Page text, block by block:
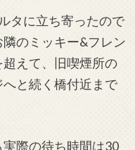
タに立ち寄ったので
のミッキー&フレン
えて、旧喫煙所の
と続く橋付近まで
際の待ち時間は30